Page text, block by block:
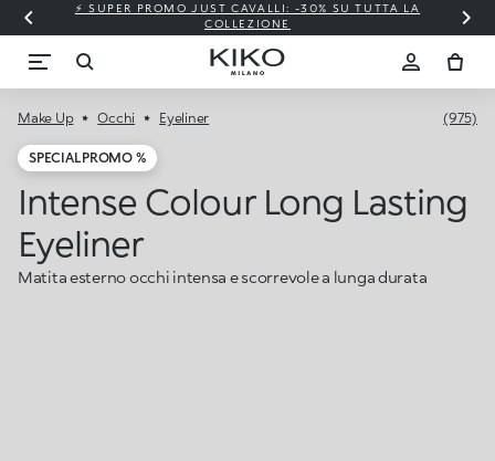
⚡ SUPER PROMO JUST CAVALLI: -30% SU TUTTA LA
COLLEZIONE
Make Up Occhi Eyeliner (975)
SPECIAL PROMO %
Intense Colour Long Lasting
Eyeliner
Matita esterno occhi intensa e scorrevole a lunga durata